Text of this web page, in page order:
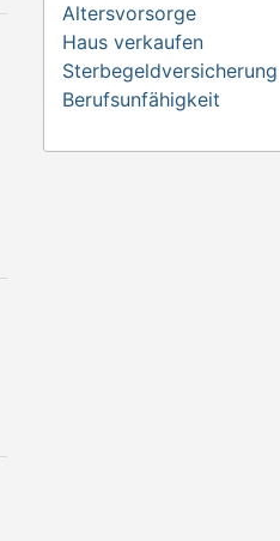
Altersvorsorge
Haus verkaufen
Sterbegeldversicherung
Berufsunfähigkeit